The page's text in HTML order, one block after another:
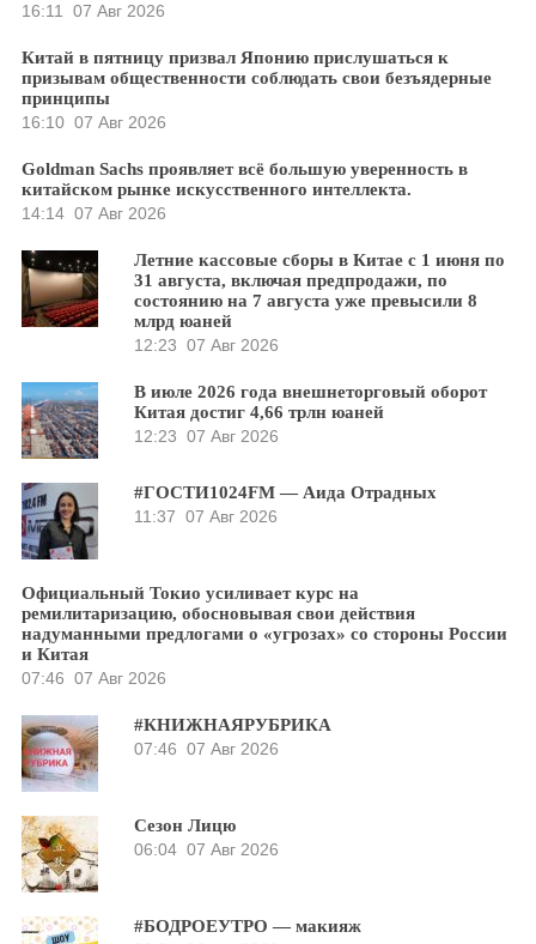
16:11 07 Авг 2026
Китай в пятницу призвал Японию прислушаться к
призывам общественности соблюдать свои безъядерные
принципы
16:10 07 Авг 2026
Goldman Sachs проявляет всё большую уверенность в
китайском рынке искусственного интеллекта.
14:14 07 Авг 2026
Летние кассовые сборы в Китае с 1 июня по
31 августа, включая предпродажи, по
состоянию на 7 августа уже превысили 8
млрд юаней
12:23 07 Авг 2026
В июле 2026 года внешнеторговый оборот
Китая достиг 4,66 трлн юаней
12:23 07 Авг 2026
#ГОСТИ1024FM — Аида Отрадных
11:37 07 Авг 2026
Официальный Токио усиливает курс на
ремилитаризацию, обосновывая свои действия
надуманными предлогами о «угрозах» со стороны России
и Китая
07:46 07 Авг 2026
#КНИЖНАЯРУБРИКА
07:46 07 Авг 2026
Сезон Лицю
06:04 07 Авг 2026
#БОДРОЕУТРО — макияж